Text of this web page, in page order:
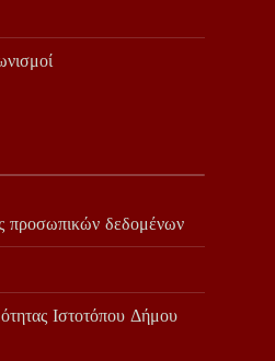
προσωπικών δεδομένων
Ιστοτόπου Δήμου